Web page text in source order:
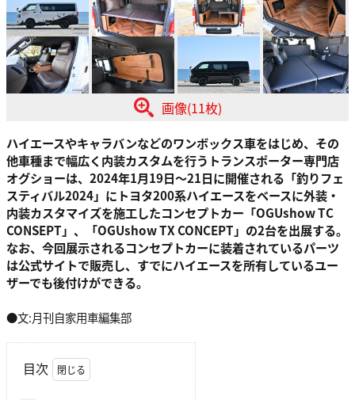
画像(11枚)
ハイエースやキャラバンなどのワンボックス車をはじめ、その
他車種まで幅広く内装カスタムを行うトランスポーター専門店
オグショーは、2024年1月19日～21日に開催される「釣りフェ
スティバル2024」にトヨタ200系ハイエースをベースに外装・
内装カスタマイズを施工したコンセプトカー「OGUshow TC
CONSEPT」、「OGUshow TX CONCEPT」の2台を出展する。
なお、今回展示されるコンセプトカーに装着されているパーツ
は公式サイトで販売し、すでにハイエースを所有しているユー
ザーでも後付けができる。
●文:月刊自家用車編集部
目次